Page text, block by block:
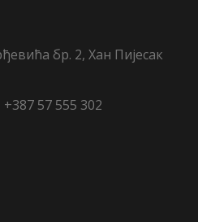
бр. 2, Хан Пијесак
+387 57 555 302